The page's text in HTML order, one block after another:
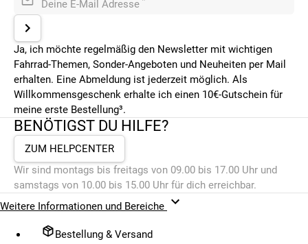
Deine E-Mail Adresse
Ja, ich möchte regelmäßig den Newsletter mit wichtigen
Fahrrad-Themen, Sonder-Angeboten und Neuheiten per Mail
erhalten. Eine Abmeldung ist jederzeit möglich. Als
Willkommensgeschenk erhalte ich einen 10€-Gutschein für
meine erste Bestellung³.
BENÖTIGST DU HILFE?
ZUM HELPCENTER
Wir sind montags bis freitags von 09.00 bis 17.00 Uhr und
samstags von 10.00 bis 15.00 Uhr für dich erreichbar.
Weitere Informationen und Bereiche
Bestellung & Versand